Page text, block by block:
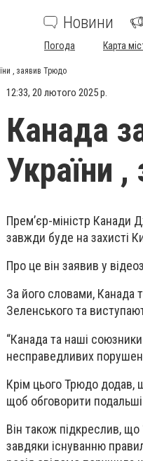
Новини
Погода Карта
, заявив Трюдо
12:33, 20 лютого 2025 р.
Канада
України
Прем’єр-міністр Канади
завжди буде на захисті
Про це він заявив у
За його словами, Канада
Зеленського та
“Канада та наші
несправедливих
Крім цього Трюдо додав,
щоб обговорити
Він також підкреслив, що
завдяки існуванню